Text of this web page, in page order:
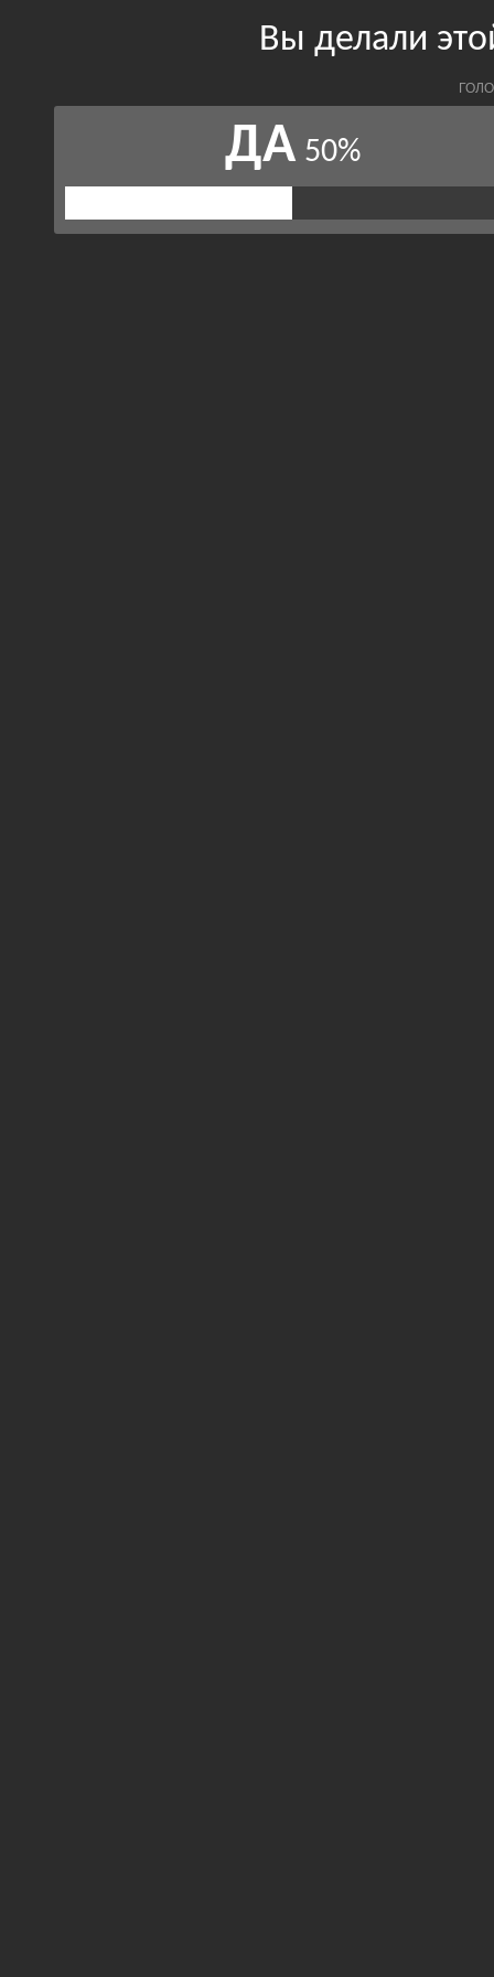
Вы делали
ДА 50%